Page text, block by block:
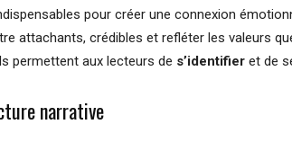
pour créer une connexion
attachants, crédibles et refléter les valeurs
permettent aux lecteurs de s’identifier et de
narrative